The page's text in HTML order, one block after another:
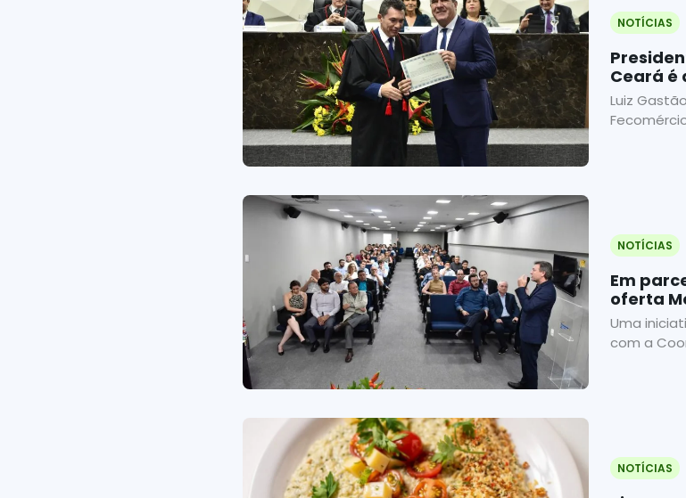
NOTÍCIAS
Ceará é diplomado como Deputado
Federal
Luiz
NOTÍCIAS
Em
oferta
Uma
com a
NOTÍCIAS